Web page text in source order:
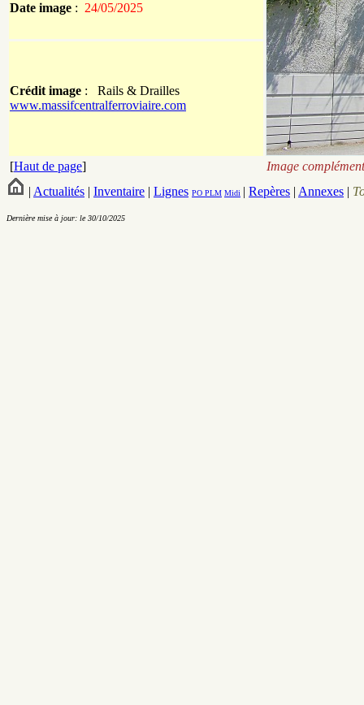
Date image : 24/05/2025
Crédit image : Rails & Drailles
www.massifcentralferroviaire.com
[Haut de page]
Image
| Actualités | Inventaire | Lignes PO PLM Midi | Repères | Annexes |
Dernière mise à jour: le 30/10/2025